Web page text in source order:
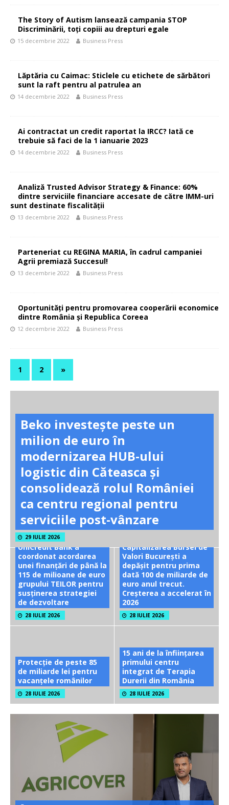
The Story of Autism lansează campania STOP
Discriminării, toţi copiii au drepturi egale
15 decembrie 2022 Business Press
Lăptăria cu Caimac: Sticlele cu etichete de sărbători
sunt la raft pentru al patrulea an
14 decembrie 2022 Business Press
Ai contractat un credit raportat la IRCC? Iată ce
trebuie să faci de la 1 ianuarie 2023
14 decembrie 2022 Business Press
Analiză Trusted Advisor Strategy & Finance: 60%
dintre serviciile financiare accesate de către IMM-uri
sunt destinate fiscalităţii
13 decembrie 2022 Business Press
Parteneriat cu REGINA MARIA, în cadrul campaniei
Agrii premiază Succesul!
13 decembrie 2022 Business Press
Oportunități pentru promovarea cooperării economice
dintre România și Republica Coreea
12 decembrie 2022 Business Press
1 2 »
Beko investește peste un
milion de euro în
modernizarea HUB-ului
logistic din Căteasca și
consolidează rolul României
ca centru regional pentru
serviciile post-vânzare
29 IULIE 2026
UniCredit Bank a
coordonat acordarea
unei finanțări de până la
115 de milioane de euro
grupului TEILOR pentru
susținerea strategiei
de dezvoltare
28 IULIE 2026
Capitalizarea Bursei de
Valori București a
depășit pentru prima
dată 100 de miliarde de
euro anul trecut.
Creșterea a accelerat în
2026
28 IULIE 2026
Protecție de peste 85
de miliarde lei pentru
vacanțele românilor
28 IULIE 2026
15 ani de la înființarea
primului centru
integrat de Terapia
Durerii din România
28 IULIE 2026